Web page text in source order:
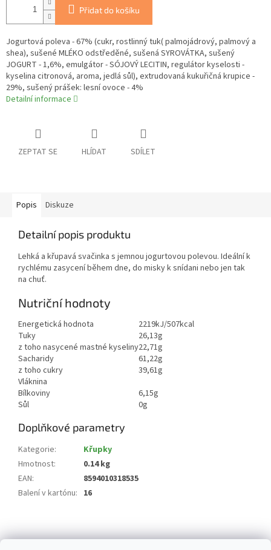
Přidat do košíku
Jogurtová poleva - 67% (cukr, rostlinný tuk( palmojádrový, palmový a
shea), sušené MLÉKO odstředěné, sušená SYROVÁTKA, sušený
JOGURT - 1,6%, emulgátor - SÓJOVÝ LECITIN, regulátor kyselosti -
kyselina citronová, aroma, jedlá sůl), extrudovaná kukuřičná krupice -
29%, sušený prášek: lesní ovoce - 4%
Detailní informace
ZEPTAT SE HLÍDAT SDÍLET
Popis Diskuze
Detailní popis produktu
Lehká a křupavá svačinka s jemnou jogurtovou polevou. Ideální k
rychlému zasycení během dne, do misky k snídani nebo jen tak
na chuť.
Nutriční hodnoty
Energetická hodnota
2219kJ/507kcal
Tuky
26,13g
z toho nasycené mastné kyseliny22,71g
Sacharidy
61,22g
z toho cukry
39,61g
Vláknina
Bílkoviny
6,15g
Sůl
0g
Doplňkové parametry
Kategorie:
Křupky
Hmotnost:
0.14 kg
EAN:
8594010318535
Balení v kartónu: 16
á